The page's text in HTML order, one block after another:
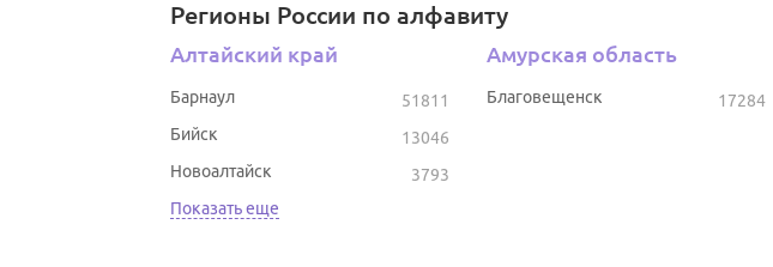
Регионы России по алфавиту
Алтайский край
51811
Барнаул
13046
Бийск
3793
Новоалтайск
Показать еще
Амурская область
17284
Благовещенск